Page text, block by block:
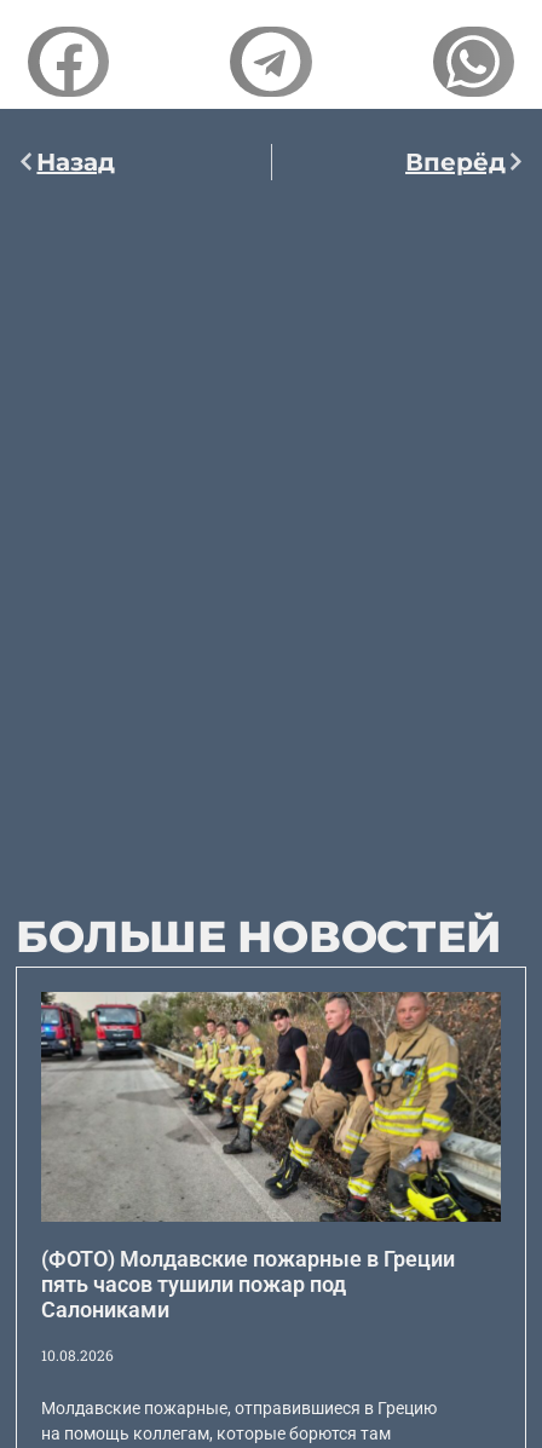
Назад Вперёд
БОЛЬШЕ НОВОСТЕЙ
(ФОТО) Молдавские пожарные в Греции
пять часов тушили пожар под
Салониками
10.08.2026
Молдавские пожарные, отправившиеся в Грецию
на помощь коллегам, которые борются там